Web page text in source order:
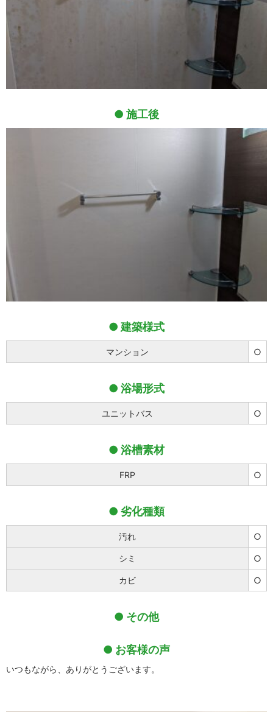
施工後
建築様式
マンション ○
浴場形式
ユニットバス ○
浴槽素材
FRP ○
劣化種類
汚れ ○
シミ ○
カビ ○
その他
お客様の声
いつもながら、ありがとうございます。